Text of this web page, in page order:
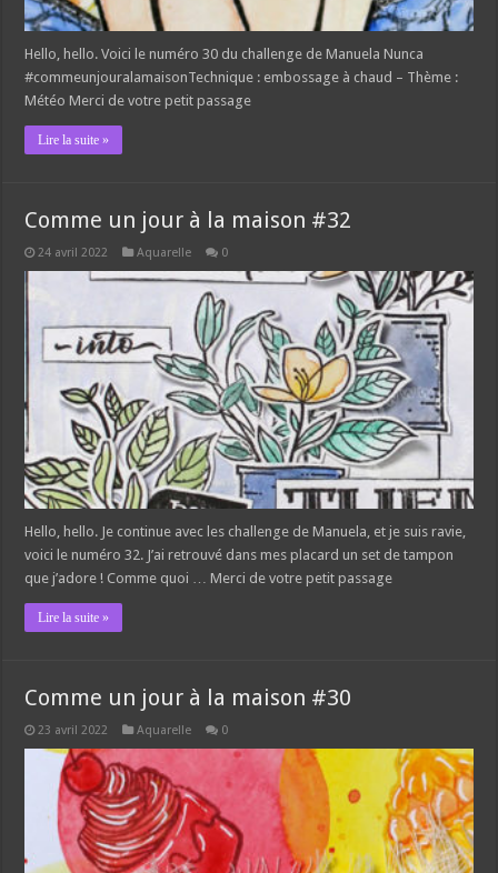
Hello, hello. Voici le numéro 30 du challenge de Manuela Nunca
#commeunjouralamaisonTechnique : embossage à chaud – Thème :
Météo Merci de votre petit passage
Lire la suite »
Comme un jour à la maison #32
24 avril 2022 Aquarelle 0
Hello, hello. Je continue avec les challenge de Manuela, et je suis ravie,
voici le numéro 32. J’ai retrouvé dans mes placard un set de tampon
que j’adore ! Comme quoi … Merci de votre petit passage
Lire la suite »
Comme un jour à la maison #30
23 avril 2022 Aquarelle 0